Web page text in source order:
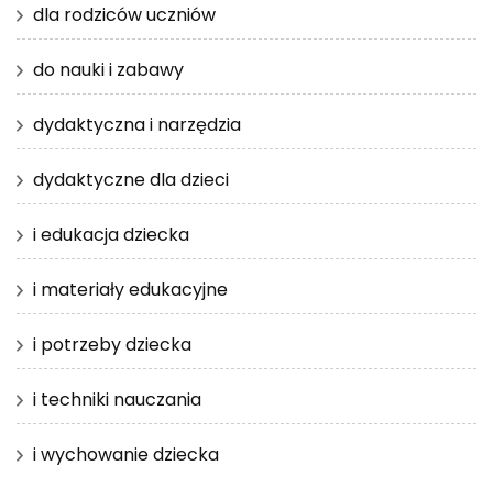
dla rodziców uczniów
do nauki i zabawy
dydaktyczna i narzędzia
dydaktyczne dla dzieci
i edukacja dziecka
i materiały edukacyjne
i potrzeby dziecka
i techniki nauczania
i wychowanie dziecka